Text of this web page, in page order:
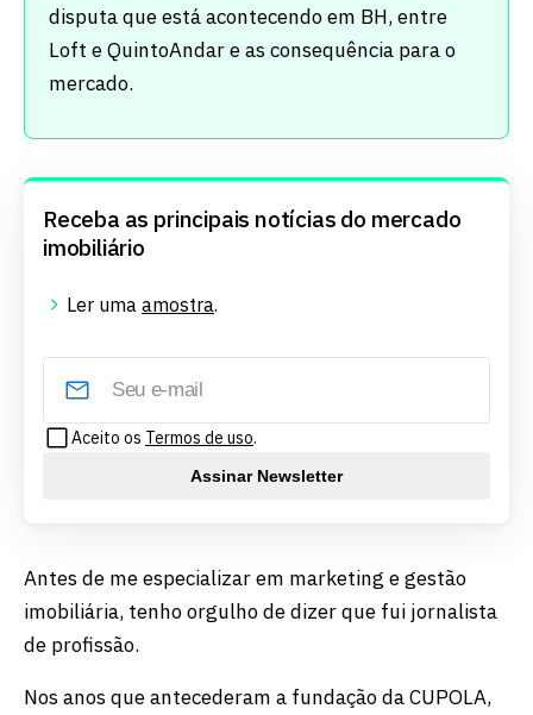
disputa que está acontecendo em BH, entre
Loft e QuintoAndar e as consequência para o
mercado.
Receba as principais notícias do mercado
imobiliário
Ler uma amostra.
Aceito os Termos de uso.
Assinar Newsletter
Antes de me especializar em marketing e gestão
imobiliária, tenho orgulho de dizer que fui jornalista
de profissão.
Nos anos que antecederam a fundação da CUPOLA,